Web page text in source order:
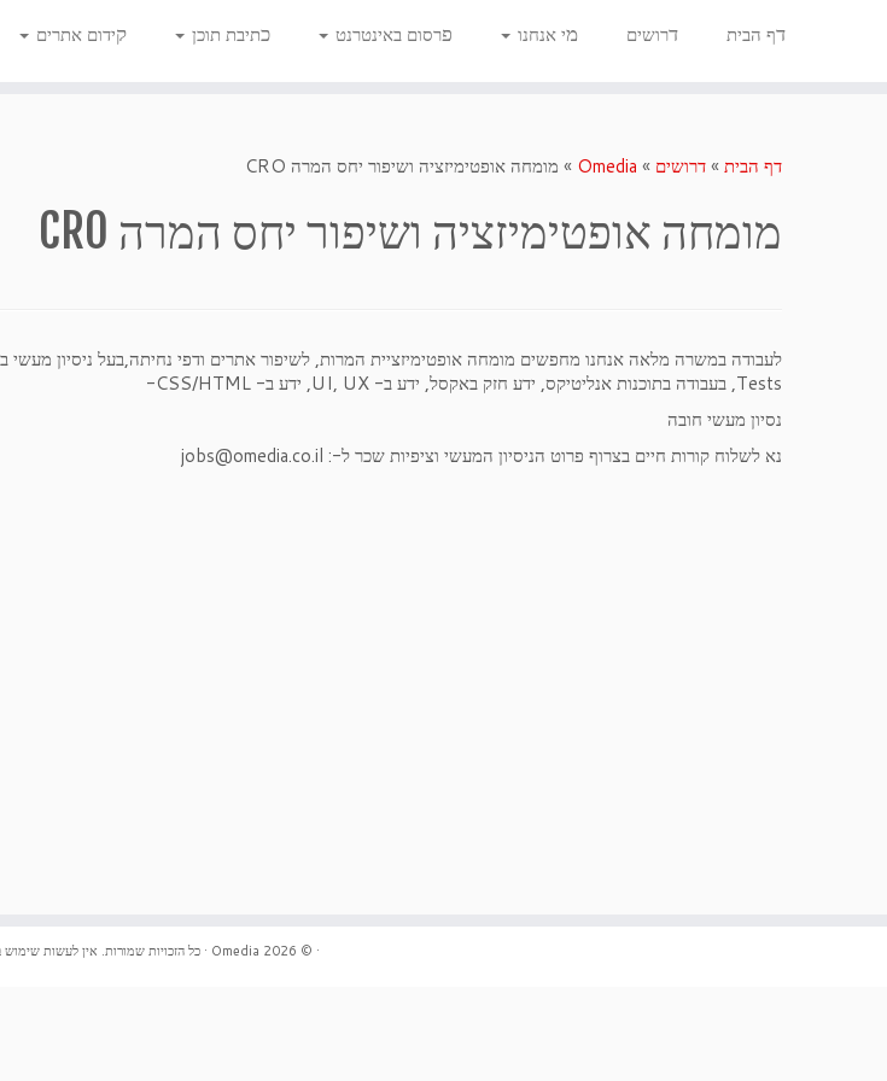
דף הבית דרושים מי אנחנו פרסום באינטרנט כתיבת תוכן קידום אתרים
דף הבית»דרושים »
Omedia
» מומחה אופטימיזציה ושיפור יחס המרה CRO
מומחה אופטימיזציה ושיפור יחס המרה CRO
Tests, בעבודה בתוכנות אנליטיקס, ידע חזק באקסל, ידע ב- UI, UX, ידע ב- CSS/HTML-
נסיון מעשי חובה
נא לשלוח קורות חיים בצרוף פרוט הניסיון המעשי וציפיות שכר ל-: jobs@omedia.co.il
·
© 2026
Omedia
·כל הזכויות שמורות. אין לעשות